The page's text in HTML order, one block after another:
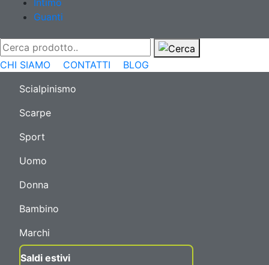
Intimo
Guanti
CHI SIAMO CONTATTI
BLOG
Scialpinismo
Scarpe
Sport
Uomo
Donna
Bambino
Marchi
Saldi estivi